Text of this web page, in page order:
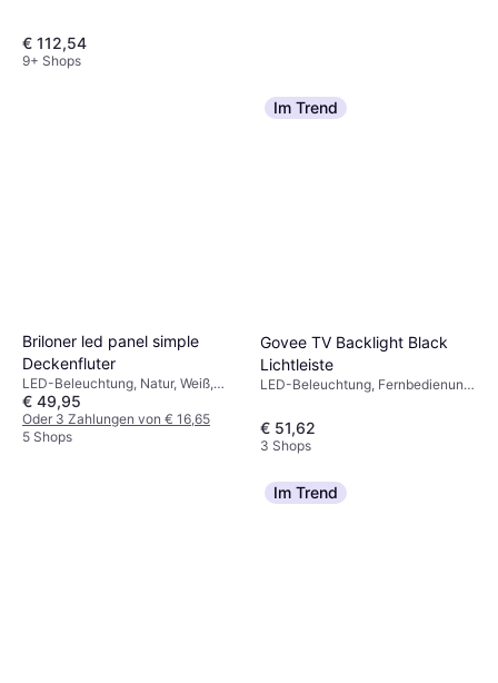
€ 112,54
9+ Shops
Stehleuchte IDE-60080 Weiß
110 cm Bodenlampe
Dimmbar, LED-Beleuchtung, Weiß,
Kunststoff, IP-Schutzart: IP44
€ 64,99
Oder 3 Zahlungen von € 21,66
Briloner led panel simple
Deckenfluter
LED-Beleuchtung, Natur, Weiß,
Metall, IP-Schutzart: IP20
€ 49,95
Oder 3 Zahlungen von € 16,65
5 Shops
Im Trend
Govee TV Backlight Black
Lichtleiste
LED-Beleuchtung, Fernbedienung,
€ 51,62
3 Shops
Im Trend